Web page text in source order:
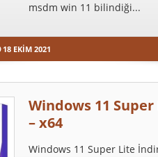
msdm win 11 bilindiği...
18 EKIM 2021
Windows 11 Super
– x64
Windows 11 Super Lite